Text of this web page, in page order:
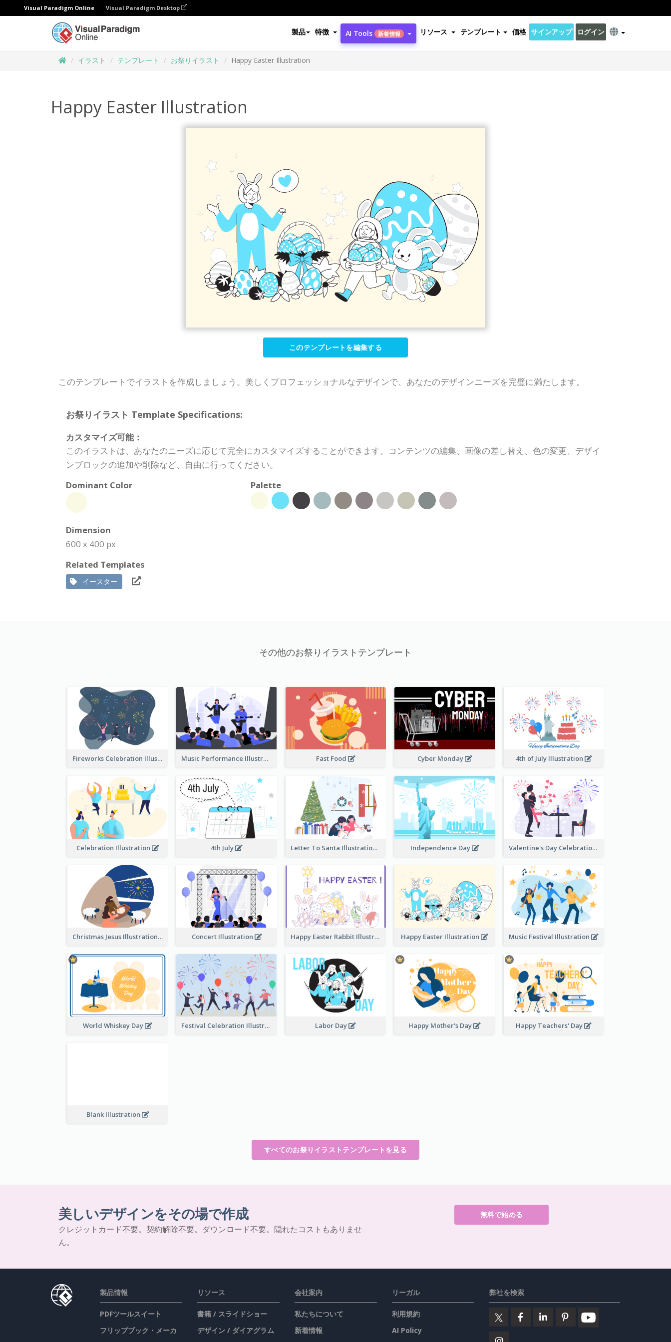
Visual Paradigm Online Visual Paradigm Desktop
製品 特徴 AI Tools 新着情報 リソース テンプレート 価格 サインアップ ログイン
イラスト テンプレート お祭りイラスト Happy Easter Illustration
Happy Easter Illustration
このテンプレートを編集する
このテンプレートでイラストを作成しましょう。美しくプロフェッショナルなデザインで、あなたのデザインニーズを完璧に満たします。
お祭りイラスト Template Specifications:
カスタマイズ可能：
このイラストは、あなたのニーズに応じて完全にカスタマイズすることができます。コンテンツの編集、画像の差し替え、色の変更、デザイ
ンブロックの追加や削除など、自由に行ってください。
Dominant Color
Palette
Dimension
600 x 400 px
Related Templates
イースター
その他のお祭りイラストテンプレート
Fireworks Celebration Illustration Music Performance Illustration Fast Food Cyber Monday 4th of July Illustration
Celebration Illustration 4th July Letter To Santa Illustration Independence Day Valentine's Day Celebration
Christmas Jesus Illustration Concert Illustration Happy Easter Rabbit Illustration Happy Easter Illustration Music Festival Illustration
World Whiskey Day Festival Celebration Illustration Labor Day Happy Mother's Day Happy Teachers' Day
Blank Illustration
すべてのお祭りイラストテンプレートを見る
美しいデザインをその場で作成
クレジットカード不要。契約解除不要。ダウンロード不要。隠れたコストもありませ
ん。
無料で始める
製品情報
PDFツールスイート
フリップブック・メーカ
リソース
書籍 / スライドショー
デザイン / ダイアグラム
会社案内
私たちについて
新着情報
リーガル
利用規約
AI Policy
弊社を検索